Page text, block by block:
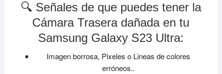
🔍 Señales de que puedes tener la
Cámara Trasera dañada en tu
Samsung Galaxy S23 Ultra:
Imagen borrosa, Pixeles o Lineas de colores
erróneos..